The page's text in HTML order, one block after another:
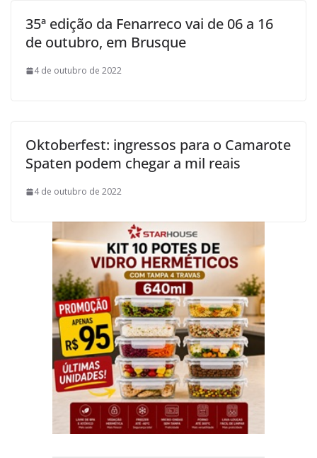
35ª edição da Fenarreco vai de 06 a 16
de outubro, em Brusque
4 de outubro de 2022
Oktoberfest: ingressos para o Camarote
Spaten podem chegar a mil reais
4 de outubro de 2022